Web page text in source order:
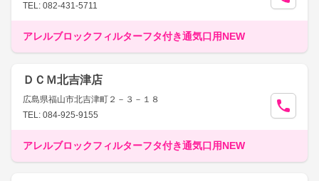
TEL: 082-431-5711
アレルブロックフィルターフタ付き通気口用NEW
ＤＣＭ北吉津店
広島県福山市北吉津町２－３－１８
TEL: 084-925-9155
アレルブロックフィルターフタ付き通気口用NEW